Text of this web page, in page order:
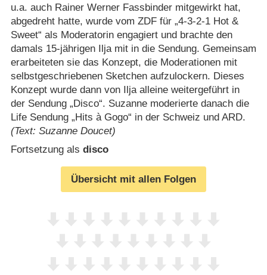
u.a. auch Rainer Werner Fassbinder mitgewirkt hat,
abgedreht hatte, wurde vom ZDF für „4-3-2-1 Hot &
Sweet“ als Moderatorin engagiert und brachte den
damals 15-jährigen Ilja mit in die Sendung. Gemeinsam
erarbeiteten sie das Konzept, die Moderationen mit
selbstgeschriebenen Sketchen aufzulockern. Dieses
Konzept wurde dann von Ilja alleine weitergeführt in
der Sendung „Disco“. Suzanne moderierte danach die
Life Sendung „Hits à Gogo“ in der Schweiz und ARD.
(Text: Suzanne Doucet)
Fortsetzung als disco
Übersicht mit allen Folgen